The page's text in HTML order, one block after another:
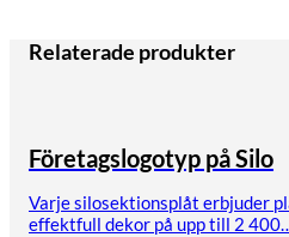
Relaterade produkter
Företagslogotyp på Silo
Varje silosektionsplåt erbjuder
effektfull dekor på upp till 2